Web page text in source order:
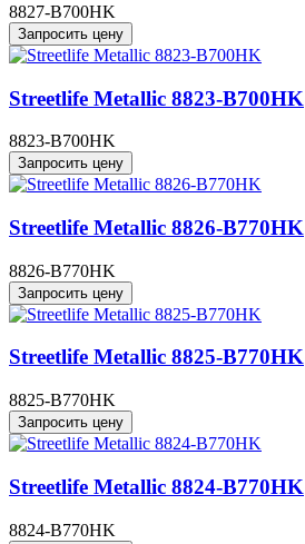
8827-B700HK
Запросить цену
Streetlife Metallic 8823-B700HK
8823-B700HK
Запросить цену
Streetlife Metallic 8826-B770HK
8826-B770HK
Запросить цену
Streetlife Metallic 8825-B770HK
8825-B770HK
Запросить цену
Streetlife Metallic 8824-B770HK
8824-B770HK